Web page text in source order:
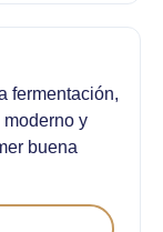
fermentación,
y
buena